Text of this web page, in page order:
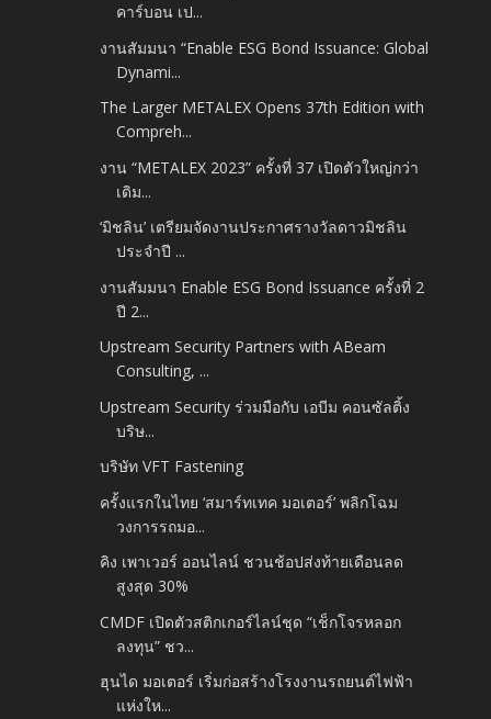
คาร์บอน เป...
งานสัมมนา “Enable ESG Bond Issuance: Global
Dynami...
The Larger METALEX Opens 37th Edition with
Compreh...
งาน “METALEX 2023” ครั้งที่ 37 เปิดตัวใหญ่กว่า
เดิม...
‘มิชลิน’ เตรียมจัดงานประกาศรางวัลดาวมิชลิน
ประจำปี ...
งานสัมมนา Enable ESG Bond Issuance ครั้งที่ 2
ปี 2...
Upstream Security Partners with ABeam
Consulting, ...
Upstream Security ร่วมมือกับ เอบีม คอนซัลติ้ง
บริษ...
บริษัท VFT Fastening
ครั้งแรกในไทย ‘สมาร์ทเทค มอเตอร์’ พลิกโฉม
วงการรถมอ...
คิง เพาเวอร์ ออนไลน์ ชวนช้อปส่งท้ายเดือนลด
สูงสุด 30%
CMDF เปิดตัวสติกเกอร์ไลน์ชุด “เช็กโจรหลอก
ลงทุน” ชว...
ฮุนได มอเตอร์ เริ่มก่อสร้างโรงงานรถยนต์ไฟฟ้า
แห่งให...